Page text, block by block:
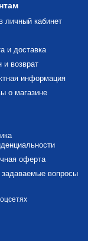
личный кабинет
и доставка
и возврат
информация
о магазине
оферта
задаваемые вопросы